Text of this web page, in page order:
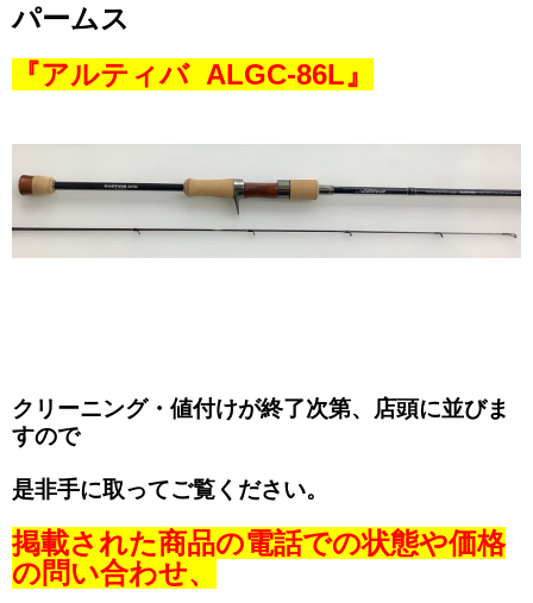
パームス
『アルティバ ALGC-86L』
クリーニング・値付けが終了次第、店頭に並びま
すので
是非手に取ってご覧ください。
掲載された商品の電話での状態や価格
の問い合わせ、